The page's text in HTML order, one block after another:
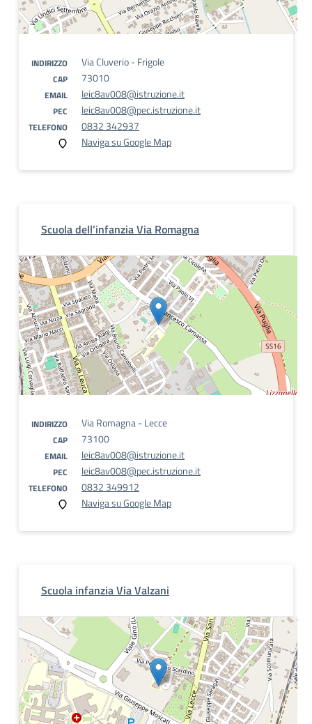
INDIRIZZO Via Cluverio - Frigole
CAP 73010
EMAIL leic8av008@istruzione.it
PEC leic8av008@pec.istruzione.it
TELEFONO
0832 342937
Naviga su Google Map
Scuola dell’infanzia Via Romagna
INDIRIZZO Via Romagna - Lecce
CAP 73100
EMAIL leic8av008@istruzione.it
PEC leic8av008@pec.istruzione.it
TELEFONO
0832 349912
Naviga su Google Map
Scuola infanzia Via Valzani